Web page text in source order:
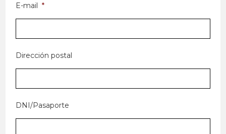
E-mail *
Dirección postal
DNI/Pasaporte